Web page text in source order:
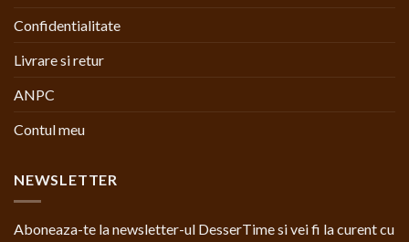
Confidentialitate
Livrare si retur
ANPC
Contul meu
NEWSLETTER
Aboneaza-te la newsletter-ul DesserTime si vei fi la curent cu